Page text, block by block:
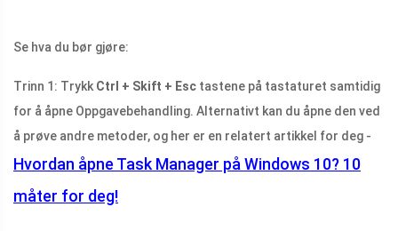
Se hva du bør gjøre:
Trinn 1: Trykk Ctrl + Skift + Esc tastene på tastaturet samtidig
for å åpne Oppgavebehandling. Alternativt kan du åpne den ved
å prøve andre metoder, og her er en relatert artikkel for deg -
Hvordan åpne Task Manager på Windows 10? 10
måter for deg!